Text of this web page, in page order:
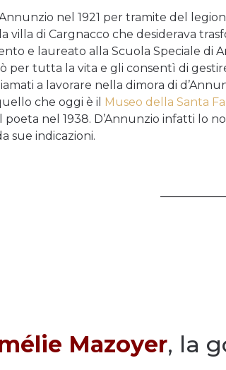
nel 1921 per tramite del
villa di Cargnacco che desiderava
e laureato alla Scuola Speciale di
per tutta la vita e gli consentì di
a lavorare nella dimora di
che oggi è il Museo della Santa
nel 1938. D’Annunzio infatti lo
sue indicazioni.
Mazoyer, la